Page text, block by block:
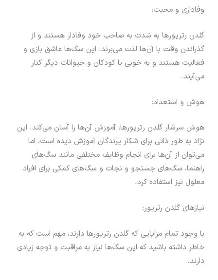
وفاداری و محبت:
گلدن رتریورها به شدت به صاحب خود وفادار هستند و از
گذراندن وقت با آن‌ها لذت می‌برند. این سگ‌ها عاشق بازی و
فعالیت هستند و به خوبی با کودکان و حیوانات دیگر کنار
می‌آیند.
هوش و استعداد:
هوش سرشار گلدن رتریورها، آموزش آن‌ها را آسان می‌کند. این
نژاد به طور ذاتی برای شکار پرندگان آموزش دیده است، اما
می‌توان از آن‌ها برای انجام وظایف مختلفی مانند سگ‌های
راهنما، سگ‌های جستجو و نجات و سگ‌های کمکی برای افراد
معلول نیز استفاده کرد.
نیازهای گلدن رتریور:
با وجود تمام مزایایی که گلدن رتریورها دارند، مهم است که به
خاطر داشته باشید که این سگ‌ها نیاز به مراقبت و توجه زیادی
دارند.